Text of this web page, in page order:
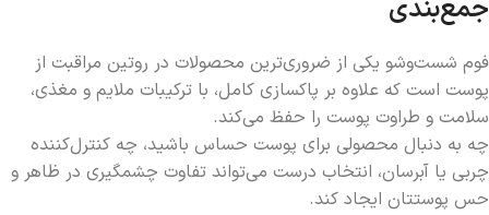
جمع‌بندی
فوم شست‌وشو یکی از ضروری‌ترین محصولات در روتین مراقبت از
پوست است که علاوه بر پاکسازی کامل، با ترکیبات ملایم و مغذی،
سلامت و طراوت پوست را حفظ می‌کند.
چه به دنبال محصولی برای پوست حساس باشید، چه کنترل‌کننده
چربی یا آبرسان، انتخاب درست می‌تواند تفاوت چشمگیری در ظاهر و
حس پوستتان ایجاد کند.